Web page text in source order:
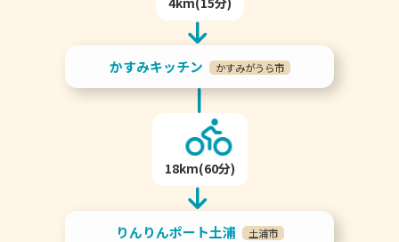
かすみキッチン かすみがうら市
18km(60分)
りんりんポート土浦 土浦市